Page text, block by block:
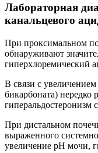
Лабораторная
канальцевого
При проксимальном
обнаруживают
гиперхлоремический
В связи с
бикарбоната) нередко
гиперальдостеронизм
При дистальном
выраженного
увеличение рН мочи,